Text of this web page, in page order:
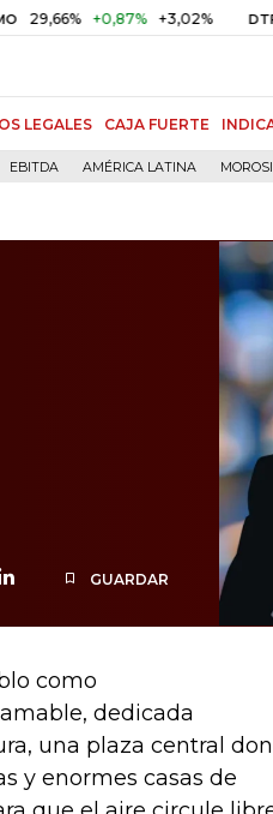
+0,87% +3,02% DTF 10,34%
LEGALES CAJA FUERTE
EBITDA AMÉRICA LATINA
GUARDAR
como
dedicada
una plaza central
y enormes casas de